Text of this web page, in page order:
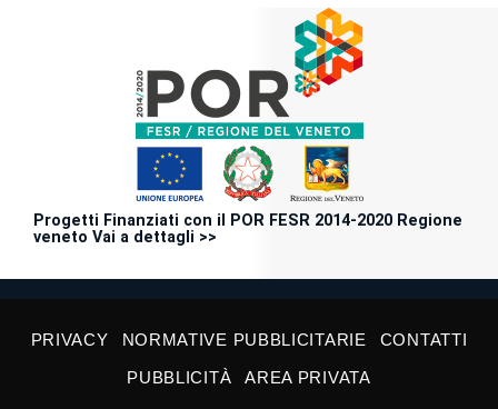
Progetti Finanziati con il POR FESR 2014-2020 Regione
veneto Vai a dettagli >>
PRIVACY NORMATIVE PUBBLICITARIE
CONTATTI
PUBBLICITÀ
AREA PRIVATA